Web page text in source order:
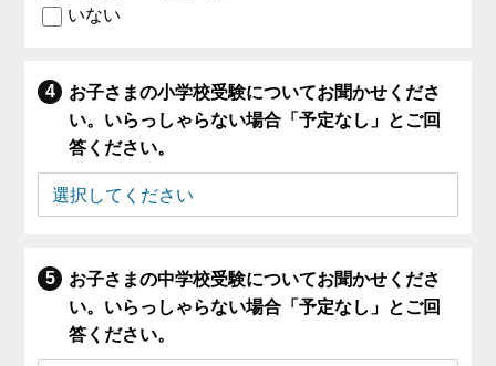
いない
お子さまの小学校受験についてお聞かせくださ
い。いらっしゃらない場合「予定なし」とご回
答ください。
お子さまの中学校受験についてお聞かせくださ
い。いらっしゃらない場合「予定なし」とご回
答ください。